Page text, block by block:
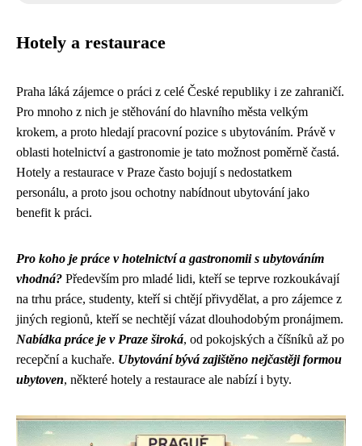
Hotely a restaurace
Praha láká zájemce o práci z celé České republiky i ze zahraničí.
Pro mnoho z nich je stěhování do hlavního města velkým
krokem, a proto hledají pracovní pozice s ubytováním. Právě v
oblasti hotelnictví a gastronomie je tato možnost poměrně častá.
Hotely a restaurace v Praze často bojují s nedostatkem
personálu, a proto jsou ochotny nabídnout ubytování jako
benefit k práci.
Pro koho je práce v hotelnictví a gastronomii s ubytováním
vhodná? Především pro mladé lidi, kteří se teprve rozkoukávají
na trhu práce, studenty, kteří si chtějí přivydělat, a pro zájemce z
jiných regionů, kteří se nechtějí vázat dlouhodobým pronájmem.
Nabídka práce je v Praze široká, od pokojských a číšníků až po
recepční a kuchaře. Ubytování bývá zajištěno nejčastěji formou
ubytoven, některé hotely a restaurace ale nabízí i byty.